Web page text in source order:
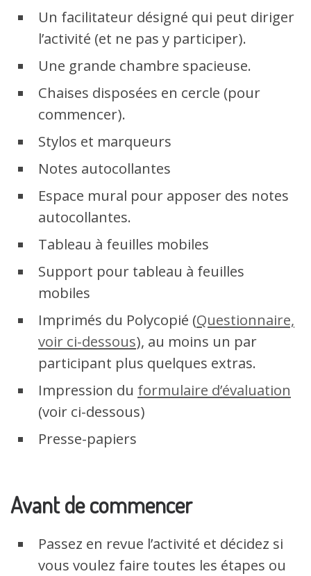
Un facilitateur désigné qui peut diriger
l’activité (et ne pas y participer).
Une grande chambre spacieuse.
Chaises disposées en cercle (pour
commencer).
Stylos et marqueurs
Notes autocollantes
Espace mural pour apposer des notes
autocollantes.
Tableau à feuilles mobiles
Support pour tableau à feuilles
mobiles
Imprimés du Polycopié (Questionnaire,
voir ci-dessous), au moins un par
participant plus quelques extras.
Impression du formulaire d’évaluation
(voir ci-dessous)
Presse-papiers
Avant de commencer
Passez en revue l’activité et décidez si
vous voulez faire toutes les étapes ou